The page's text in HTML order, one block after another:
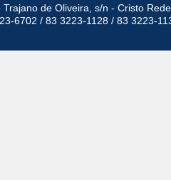
Trajano de Oliveira, s/n - Cristo
6702 / 83 3223-1128 / 83 3223-